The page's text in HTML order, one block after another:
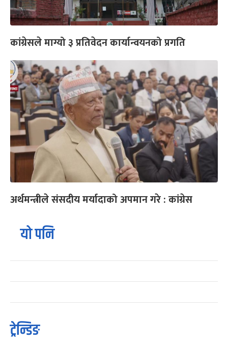
कांग्रेसले माग्यो ३ प्रतिवेदन कार्यान्वयनको प्रगति
अर्थमन्त्रीले संसदीय मर्यादाको अपमान गरे : कांग्रेस
यो पनि
ट्रेन्डिङ